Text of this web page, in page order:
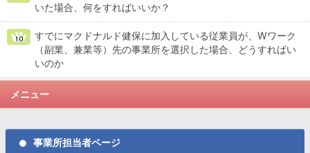
いた場合、何をすればいいか？
すでにマクドナルド健保に加入している従業員が、Wワーク
（副業、兼業等）先の事業所を選択した場合、どうすればい
いのか
メニュー
事業所担当者ページ